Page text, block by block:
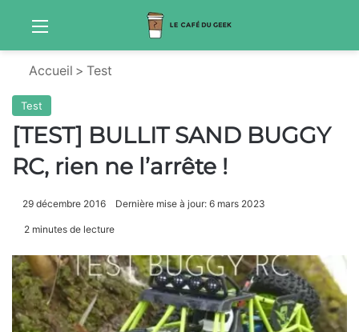
Accueil > Test
Test
[TEST] BULLIT SAND BUGGY
RC, rien ne l’arrête !
29 décembre 2016 Dernière mise à jour: 6 mars 2023
2 minutes de lecture